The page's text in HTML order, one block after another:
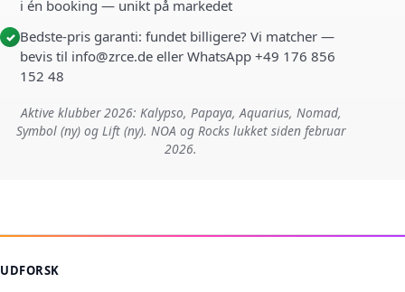
i én booking — unikt på markedet
✓ Bedste-pris garanti: fundet billigere? Vi matcher —
bevis til info@zrce.de eller WhatsApp +49 176 856
152 48
Aktive klubber 2026: Kalypso, Papaya, Aquarius, Nomad,
Symbol (ny) og Lift (ny). NOA og Rocks lukket siden februar
2026.
UDFORSK